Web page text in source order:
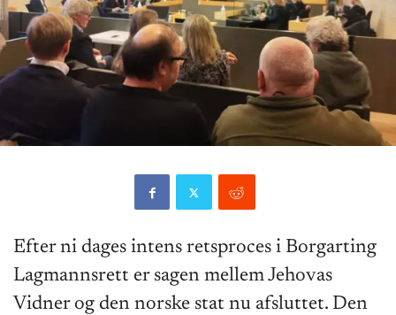
Efter ni dages intens retsproces i Borgarting
Lagmannsrett er sagen mellem Jehovas
Vidner og den norske stat nu afsluttet. Den